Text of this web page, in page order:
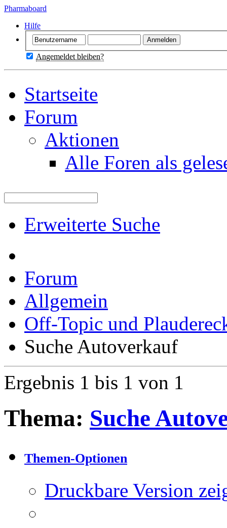
Pharmaboard
Hilfe
Angemeldet bleiben?
Startseite
Forum
Aktionen
Alle Foren als
Erweiterte Suche
Forum
Allgemein
Off-Topic und
Suche Autoverkauf
Thema: Suche
Themen-Optionen